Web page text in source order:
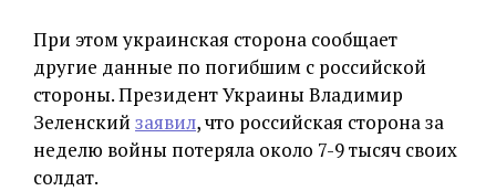
При этом украинская сторона сообщает
другие данные по погибшим с российской
стороны. Президент Украины Владимир
Зеленский заявил, что российская сторона за
неделю войны потеряла около 7-9 тысяч своих
солдат.